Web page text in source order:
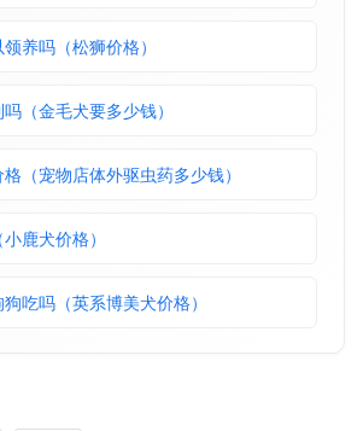
养吗（松狮价格）
（金毛犬要多少钱）
（宠物店体外驱虫药多少钱）
鹿犬价格）
吃吗（英系博美犬价格）